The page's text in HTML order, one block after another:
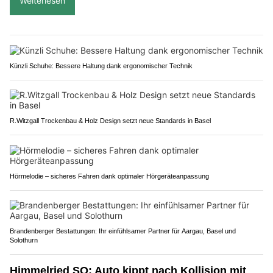
Künzli Schuhe: Bessere Haltung dank ergonomischer Technik
R.Witzgall Trockenbau & Holz Design setzt neue Standards in Basel
Hörmelodie – sicheres Fahren dank optimaler Hörgeräteanpassung
Brandenberger Bestattungen: Ihr einfühlsamer Partner für Aargau, Basel und
Solothurn
Himmelried SO: Auto kippt nach Kollision mit